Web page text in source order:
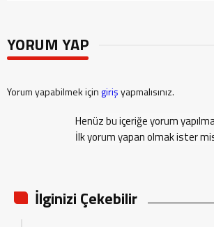
YORUM YAP
Yorum yapabilmek içingirişyapmalısınız.
Henüz bu içeriğe yorum
İlk yorum yapan olmak ister
İlginizi Çekebilir